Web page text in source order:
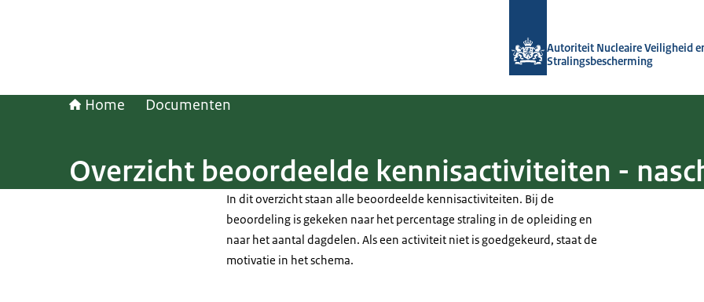
Autoriteit Nucleaire Veiligheid
Stralingsbescherming
Home Documenten
Overzicht beoordeelde kennisactiviteiten -
In dit overzicht staan alle beoordeelde kennisactiviteiten. Bij de
beoordeling is gekeken naar het percentage straling in de opleiding en
naar het aantal dagdelen. Als een activiteit niet is goedgekeurd, staat de
motivatie in het schema.